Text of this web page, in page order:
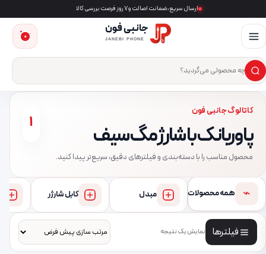
ارسال سریع، ضمانت اصالت و ۷ روز فرصت بررسی کالا
جانبی فون
JANEBI PHONE
جست‌وجوی محصول
×
0
کاتالوگ جانبی فون
پاوربانک با شارژ مگ‌سیف
محصول مناسب را با دسته‌بندی و فیلترهای دقیق، سریع‌تر پیدا کنید.
1
⌁ همه محصولات مبدل کابل شارژر
فیلترها نمایش یک نتیجه